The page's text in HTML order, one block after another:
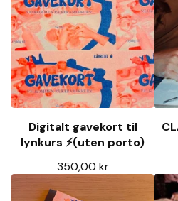
Digitalt gavekort til
lynkurs ⚡️(uten porto)
350,00 kr